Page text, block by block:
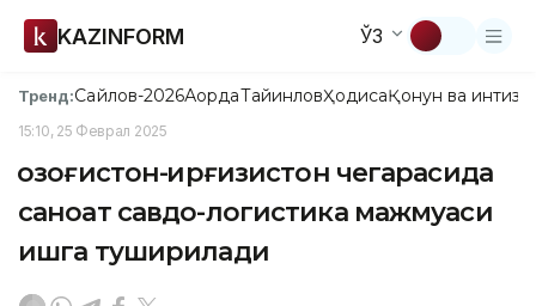
KAZINFORM ЎЗ
Тренд:Сайлов-2026АқордаТайинловҲодисаҚонун ва
15:10, 25 Феврал 2025
Қозоғистон-Қирғизистон чегарасида
саноат савдо-логистика мажмуаси
ишга туширилади